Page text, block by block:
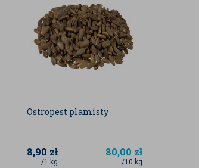
Ostropest plamisty
8,90 zł
/1 kg
80,00 zł
/10 kg